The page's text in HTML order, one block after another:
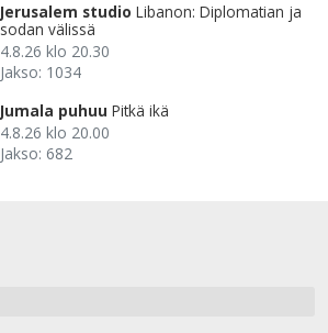
Jerusalem studio Libanon: Diplomatian ja
sodan välissä
4.8.26 klo 20.30
Jakso: 1034
Jumala puhuu Pitkä ikä
4.8.26 klo 20.00
Jakso: 682